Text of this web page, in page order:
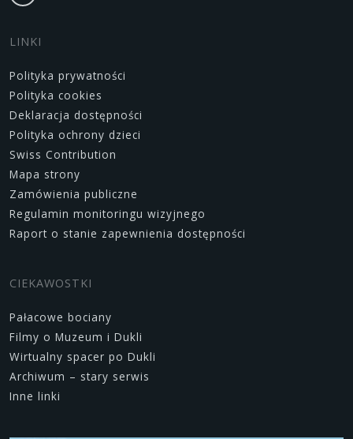
LINKI
Polityka prywatności
Polityka cookies
Deklaracja dostępności
Polityka ochrony dzieci
Swiss Contribution
Mapa strony
Zamówienia publiczne
Regulamin monitoringu wizyjnego
Raport o stanie zapewnienia dostępności
CIEKAWOSTKI
Pałacowe bociany
Filmy o Muzeum i Dukli
Wirtualny spacer po Dukli
Archiwum – stary serwis
Inne linki